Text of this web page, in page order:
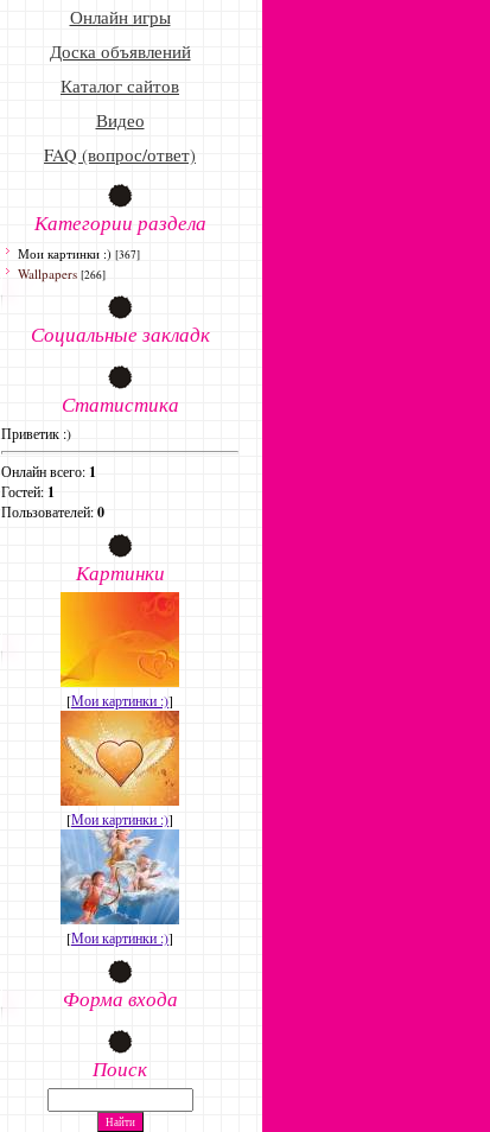
Онлайн игры
Доска объявлений
Каталог сайтов
Видео
FAQ (вопрос/ответ)
Категории раздела
Мои картинки :) [367]
Wallpapers [266]
Социальные закладк
Статистика
Приветик :)
Онлайн всего: 1
Гостей: 1
Пользователей:0
Картинки
[Мои картинки :)]
[Мои картинки :)]
[Мои картинки :)]
Форма входа
Поиск